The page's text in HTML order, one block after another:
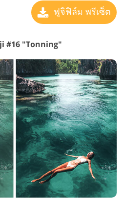
ฟูจิฟิล์ม พรีเซ็ต
#16 "Tonning"